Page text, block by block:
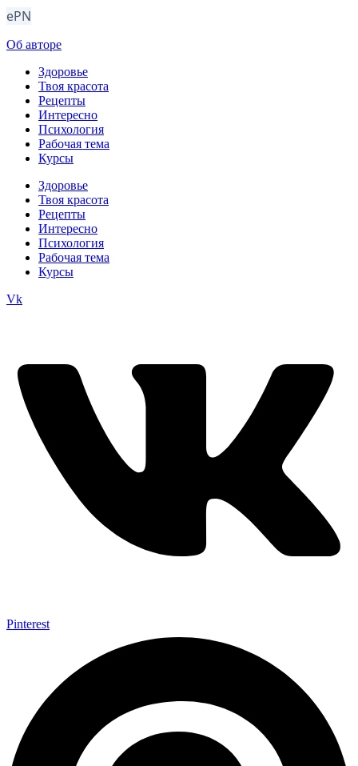
ePN
Об авторе
Здоровье
Твоя красота
Рецепты
Интересно
Психология
Рабочая тема
Курсы
Здоровье
Твоя красота
Рецепты
Интересно
Психология
Рабочая тема
Курсы
Vk
Pinterest